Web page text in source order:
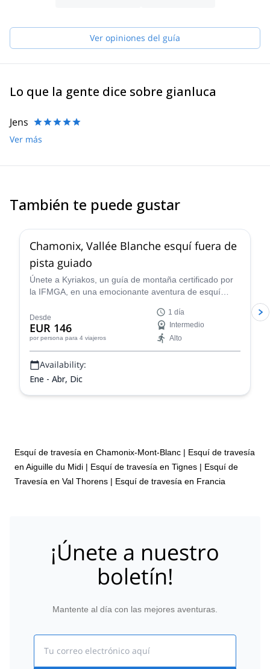
Blatière, winter Aiguille du Diable, Lagarde and Ginat Les Droites,
Voie de Suissie to Les Courtes, Crossing of 'des Aiguilles
My guiding activities in the mountain gave me a passion for
a special place, and above all have its own memory.
Ver opiniones del guía
Lo que la gente dice sobre gianluca
Jens
Ver más
También te puede gustar
Chamonix, Vallée Blanche esquí fuera de
pista guiado
Únete a Kyriakos, un guía de montaña certificado por
la IFMGA, en una emocionante aventura de esquí
Vallée Blanche en Chamonix, Francia.
Desde
EUR 146
por persona para 4 viajeros
1 día
Intermedio
Alto
Availability:
Ene - Abr, Dic
Esquí de travesía en Chamonix-Mont-Blanc | Esquí de travesía
en Aiguille du Midi | Esquí de travesía en Tignes | Esquí de
Travesía en Val Thorens | Esquí de travesía en Francia
¡Únete a nuestro
boletín!
Mantente al día con las mejores aventuras.